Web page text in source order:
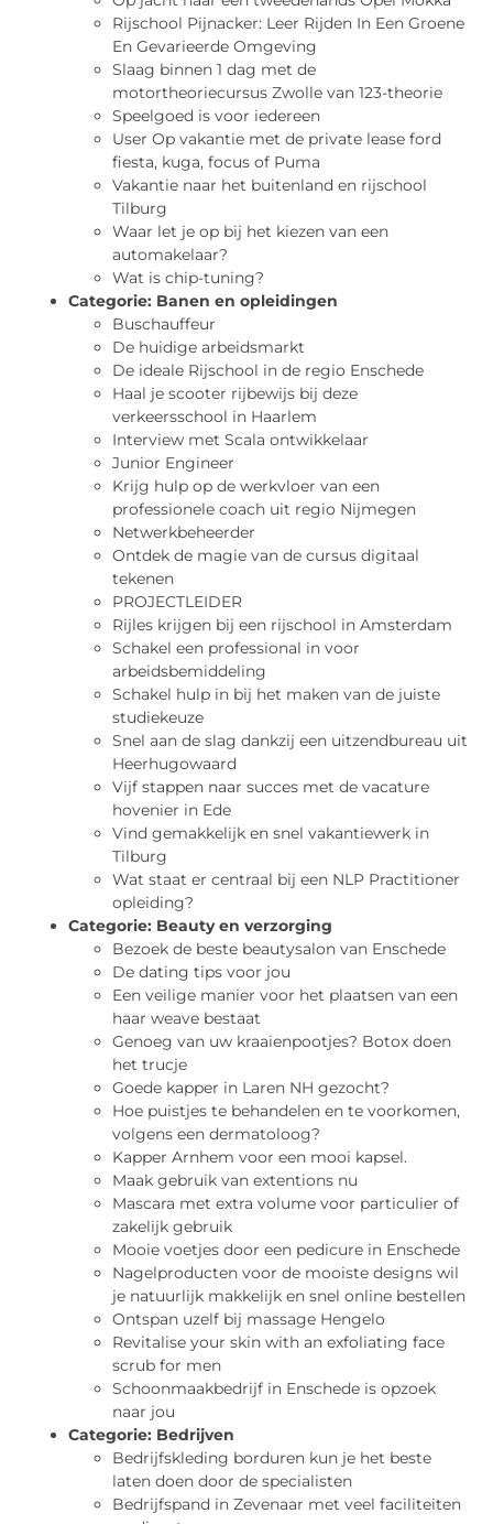
Rijschool Pijnacker: Leer Rijden In Een Groene
En Gevarieerde Omgeving
Slaag binnen 1 dag met de
motortheoriecursus Zwolle van 123-theorie
Speelgoed is voor iedereen
User Op vakantie met de private lease ford
fiesta, kuga, focus of Puma
Vakantie naar het buitenland en rijschool
Tilburg
Waar let je op bij het kiezen van een
automakelaar?
Wat is chip-tuning?
Categorie: Banen en opleidingen
Buschauffeur
De huidige arbeidsmarkt
De ideale Rijschool in de regio Enschede
Haal je scooter rijbewijs bij deze
verkeersschool in Haarlem
Interview met Scala ontwikkelaar
Junior Engineer
Krijg hulp op de werkvloer van een
professionele coach uit regio Nijmegen
Netwerkbeheerder
Ontdek de magie van de cursus digitaal
tekenen
PROJECTLEIDER
Rijles krijgen bij een rijschool in Amsterdam
Schakel een professional in voor
arbeidsbemiddeling
Schakel hulp in bij het maken van de juiste
studiekeuze
Snel aan de slag dankzij een uitzendbureau uit
Heerhugowaard
Vijf stappen naar succes met de vacature
hovenier in Ede
Vind gemakkelijk en snel vakantiewerk in
Tilburg
Wat staat er centraal bij een NLP Practitioner
opleiding?
Categorie: Beauty en verzorging
Bezoek de beste beautysalon van Enschede
De dating tips voor jou
Een veilige manier voor het plaatsen van een
haar weave bestaat
Genoeg van uw kraaienpootjes? Botox doen
het trucje
Goede kapper in Laren NH gezocht?
Hoe puistjes te behandelen en te voorkomen,
volgens een dermatoloog?
Kapper Arnhem voor een mooi kapsel.
Maak gebruik van extentions nu
Mascara met extra volume voor particulier of
zakelijk gebruik
Mooie voetjes door een pedicure in Enschede
Nagelproducten voor de mooiste designs wil
je natuurlijk makkelijk en snel online bestellen
Ontspan uzelf bij massage Hengelo
Revitalise your skin with an exfoliating face
scrub for men
Schoonmaakbedrijf in Enschede is opzoek
naar jou
Categorie: Bedrijven
Bedrijfskleding borduren kun je het beste
laten doen door de specialisten
Bedrijfspand in Zevenaar met veel faciliteiten